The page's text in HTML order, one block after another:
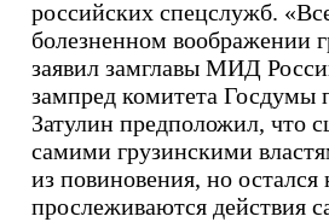
российских спецслужб.
болезненном воображении
заявил замглавы МИД
зампред комитета
Затулин предположил, что
самими грузинскими
из повиновения, но
прослеживаются действия